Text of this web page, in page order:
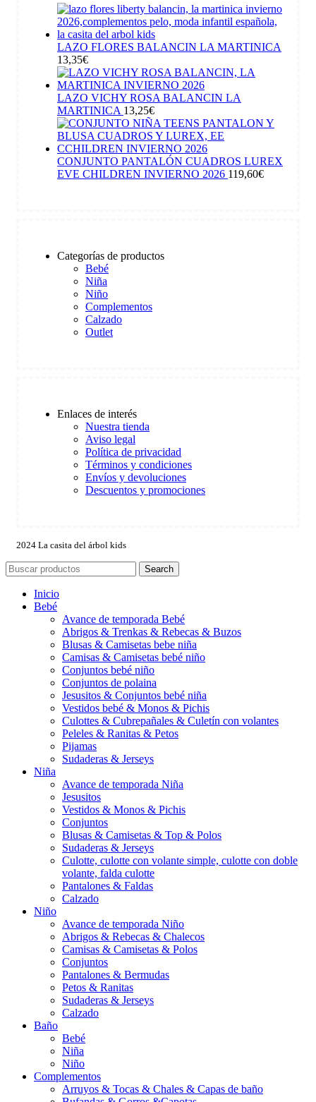
LAZO FLORES BALANCIN LA MARTINICA
13,35€
LAZO VICHY ROSA BALANCIN LA
MARTINICA 13,25€
CONJUNTO PANTALÓN CUADROS LUREX
EVE CHILDREN INVIERNO 2026 119,60€
Categorías de productos
Bebé
Niña
Niño
Complementos
Calzado
Outlet
Enlaces de interés
Nuestra tienda
Aviso legal
Política de privacidad
Términos y condiciones
Envíos y devoluciones
Descuentos y promociones
2024 La casita del árbol kids
Search
Inicio
Bebé
Avance de temporada Bebé
Abrigos & Trenkas & Rebecas & Buzos
Blusas & Camisetas bebe niña
Camisas & Camisetas bebé niño
Conjuntos bebé niño
Conjuntos de polaina
Jesusitos & Conjuntos bebé niña
Vestidos bebé & Monos & Pichis
Culottes & Cubrepañales & Culetín con volantes
Peleles & Ranitas & Petos
Pijamas
Sudaderas & Jerseys
Niña
Avance de temporada Niña
Jesusitos
Vestidos & Monos & Pichis
Conjuntos
Blusas & Camisetas & Top & Polos
Sudaderas & Jerseys
Culotte, culotte con volante simple, culotte con doble
volante, falda culotte
Pantalones & Faldas
Calzado
Niño
Avance de temporada Niño
Abrigos & Rebecas & Chalecos
Camisas & Camisetas & Polos
Conjuntos
Pantalones & Bermudas
Petos & Ranitas
Sudaderas & Jerseys
Calzado
Baño
Bebé
Niña
Niño
Complementos
Arruyos & Tocas & Chales & Capas de baño